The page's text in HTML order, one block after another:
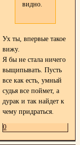
видно.
Ух ты, впервые такое
вижу.
Я бы не стала ничего
выщипывать. Пусть
все как есть, умный
судья все поймет, а
дурак и так найдет к
чему придраться.
0